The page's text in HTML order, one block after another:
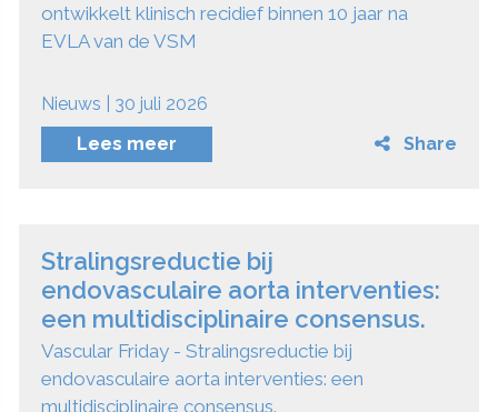
ontwikkelt klinisch recidief binnen 10 jaar na
EVLA van de VSM
Nieuws | 30 juli 2026
Lees meer
Share
Stralingsreductie bij
endovasculaire aorta interventies:
een multidisciplinaire consensus.
Vascular Friday - Stralingsreductie bij
endovasculaire aorta interventies: een
multidisciplinaire consensus.